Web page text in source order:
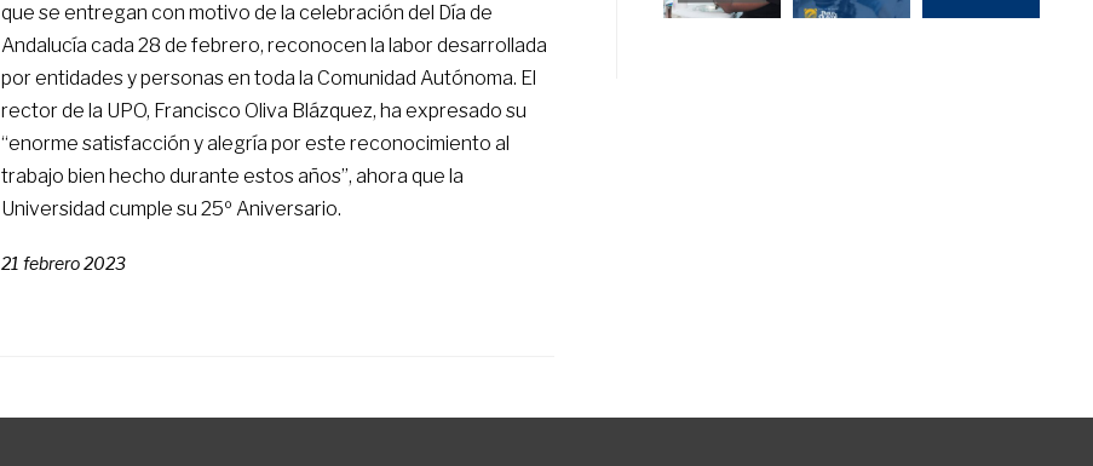
que se entregan con motivo de la celebración del Día de
Andalucía cada 28 de febrero, reconocen la labor desarrollada
por entidades y personas en toda la Comunidad Autónoma. El
rector de la UPO, Francisco Oliva Blázquez, ha expresado su
“enorme satisfacción y alegría por este reconocimiento al
trabajo bien hecho durante estos años”, ahora que la
Universidad cumple su 25º Aniversario.
21 febrero 2023